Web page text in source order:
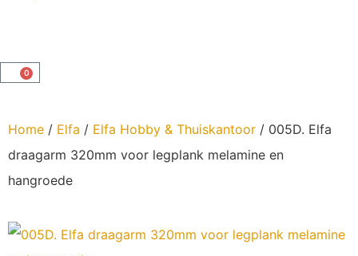
0
Home / Elfa / Elfa Hobby & Thuiskantoor / 005D. Elfa
draagarm 320mm voor legplank melamine en
hangroede